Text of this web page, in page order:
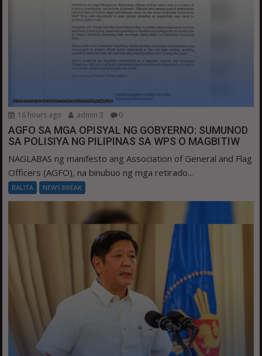
16 hours ago admin 3 0
AGFO SA MGA OPISYAL NG GOBYERNO: SUMUNOD
SA POLISIYA NG PILIPINAS SA WPS O MAGBITIW
NAGLABAS ng manifesto ang Association of General and Flag
Officers (AGFO), na binubuo ng mga retirado...
BALITA NEWS BREAK